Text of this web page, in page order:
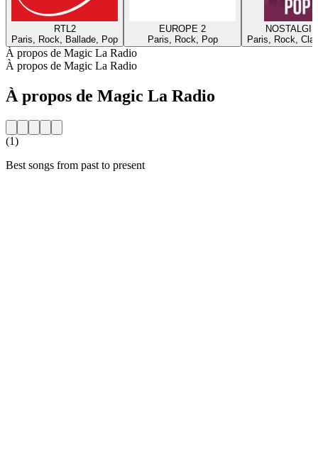
RTL2
Paris, Rock, Ballade, Pop
EUROPE 2
Paris, Rock, Pop
Paris, Rock,
À propos de Magic La Radio
À propos de Magic La Radio
À propos de Magic La Radio
(1)
Best songs from past to present